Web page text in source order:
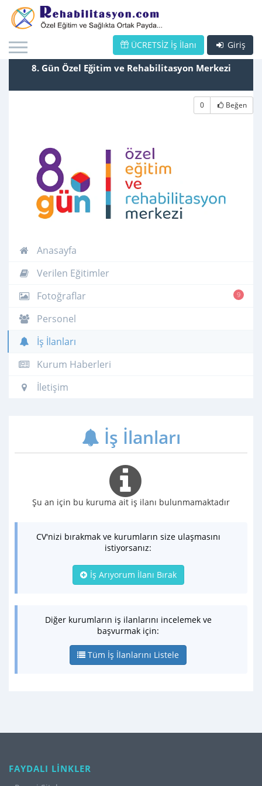
Giriş
ÜCRETSİZ İş İlanı
8. Gün Özel Eğitim ve Rehabilitasyon Merkezi
0 Beğen
Anasayfa
Verilen Eğitimler
9
Fotoğraflar
Personel
İş İlanları
Kurum Haberleri
İletişim
İş İlanları
Şu an için bu kuruma ait iş ilanı bulunmamaktadır
CV'nizi bırakmak ve kurumların size ulaşmasını
istiyorsanız:
İş Arıyorum İlanı Bırak
Diğer kurumların iş ilanlarını incelemek ve
başvurmak için:
Tüm İş İlanlarını Listele
FAYDALI LİNKLER